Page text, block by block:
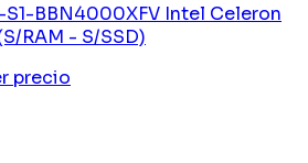
S1-BBN4000XFV Intel Celeron
RAM - S/SSD)
precio